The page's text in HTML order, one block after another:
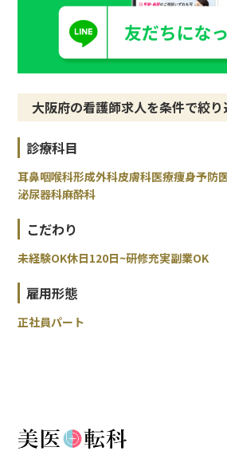
大阪府の看護師求人を条件で絞り
診療科目
耳鼻咽喉科形成外科皮膚科医療痩身予防
泌尿器科麻酔科
こだわり
未経験OK休日120日~研修充実副業OK
雇用形態
正社員パート